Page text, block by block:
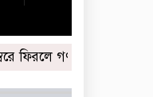
গণহত্যার দায় নিয়ে